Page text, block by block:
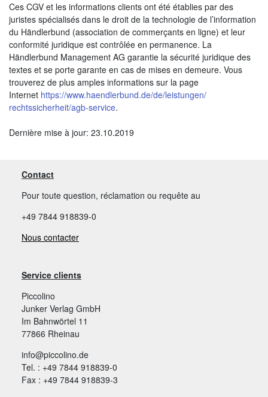
Ces CGV et les informations clients ont été établies par des
juristes spécialisés dans le droit de la technologie de l’information
du Händlerbund (association de commerçants en ligne) et leur
conformité juridique est contrôlée en permanence. La
Händlerbund Management AG garantie la sécurité juridique des
textes et se porte garante en cas de mises en demeure. Vous
trouverez de plus amples informations sur la page
Internet https://www.haendlerbund.de/de/leistungen/
rechtssicherheit/agb-service.
Dernière mise à jour: 23.10.2019
Contact
Pour toute question, réclamation ou requête au
+49 7844 918839-0
Nous contacter
Service clients
Piccolino
Junker Verlag GmbH
Im Bahnwörtel 11
77866 Rheinau
info@piccolino.de
Tel. : +49 7844 918839-0
Fax : +49 7844 918839-3